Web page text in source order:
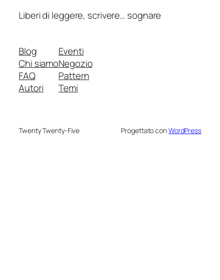
Liberi di leggere, scrivere… sognare
Blog
Chi siamo
FAQ
Autori
Eventi
Negozio
Pattern
Temi
Twenty Twenty-Five Progettato conWordPress